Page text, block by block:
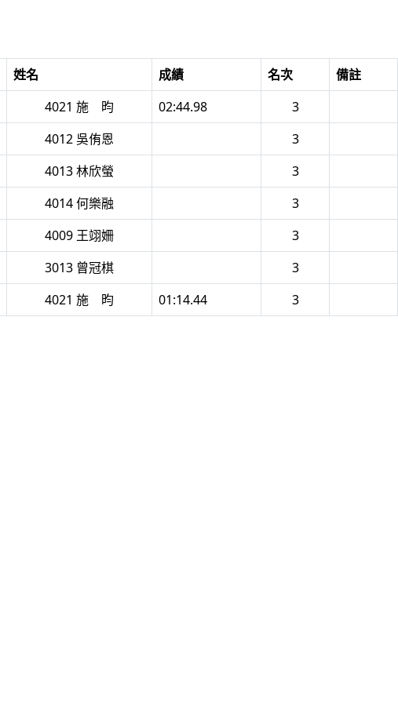
姓名 成績 名次
備註
4021 施 昀 02:44.98
3
4012 吳侑恩
3
4013 林欣螢
3
4014 何樂融
3
4009 王翊姍
3
3013 曾冠棋
3
4021 施 昀 01:14.44 3